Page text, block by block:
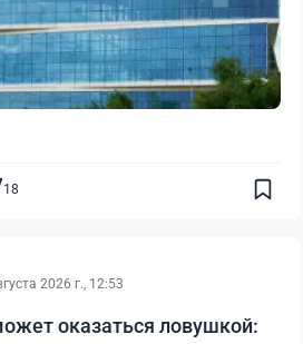
18
2026 г., 12:53
оказаться ловушкой: